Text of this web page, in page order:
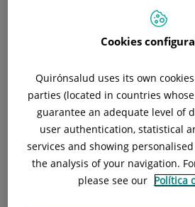
En el Hospital Universitari General de
inmediata de niños y adolescentes,
rápida, experta y empática. Nuestras
un ambiente seguro y adaptado a las
niños y familias, con personal
capacitado y experimentado en su
Ofrecemos una atención centrada en
su participación en el proceso de
Cookies
Quirónsalud uses its own
parties (located in countries
guarantee an adequate level of
user authentication, statistical
services and showing
the analysis of your navigation.
please see our Política